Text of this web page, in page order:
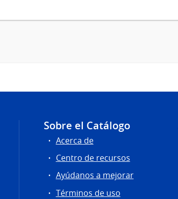
Sobre el Catálogo
Acerca de
Centro de recursos
Ayúdanos a mejorar
Términos de uso